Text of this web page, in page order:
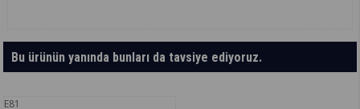
Bu ürünün yanında bunları da tavsiye ediyoruz.
E81